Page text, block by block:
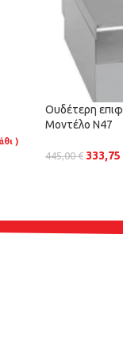
)
Ουδέτερη
Μοντέλο N47
445,00€ 333,75